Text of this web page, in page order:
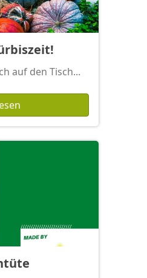
auf den Tisch...